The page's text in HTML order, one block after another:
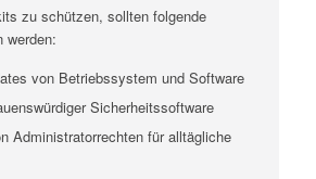
zu schützen, sollten folgende
werden:
von Betriebssystem und Software
Sicherheitssoftware
Administratorrechten für alltägliche